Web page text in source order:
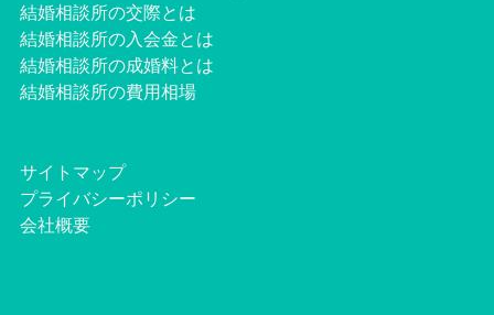
結婚相談所の交際とは
結婚相談所の入会金とは
結婚相談所の成婚料とは
結婚相談所の費用相場
サイトマップ
プライバシーポリシー
会社概要